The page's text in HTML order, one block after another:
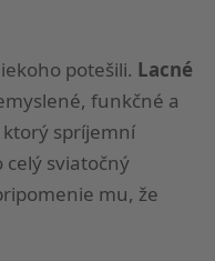
potešili. Lacné
funkčné a
ktorý spríjemní
celý sviatočný
mu, že